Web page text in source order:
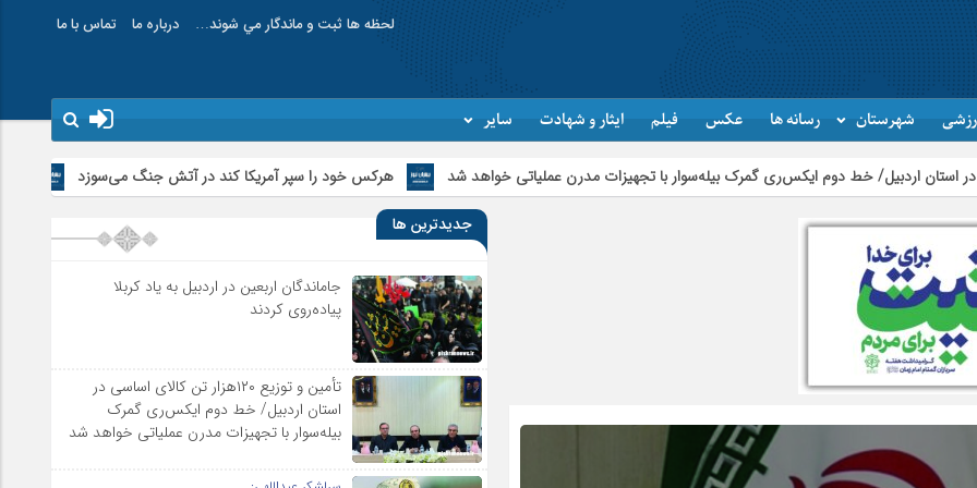
لحظه ها ثبت و ماندگار مي شوند… درباره ما تماس با ما
شهرستان رسانه ها عکس فیلم ایثار و شهادت سایر
هرکس خود را سپر آمریکا کند در آتش جنگ می‌سوزد فرهنگ صرفه‌جویی در
جدیدترین ها
جاماندگان اربعین در اردبیل به یاد کربلا
پیاده‌روی کردند
تأمین و توزیع ۱۲۰هزار تن کالای اساسی در
استان اردبیل/ خط دوم ایکس‌ری گمرک
بیله‌سوار با تجهیزات مدرن عملیاتی خواهد شد